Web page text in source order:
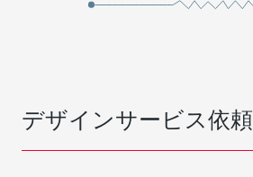
デザインサービス依頼